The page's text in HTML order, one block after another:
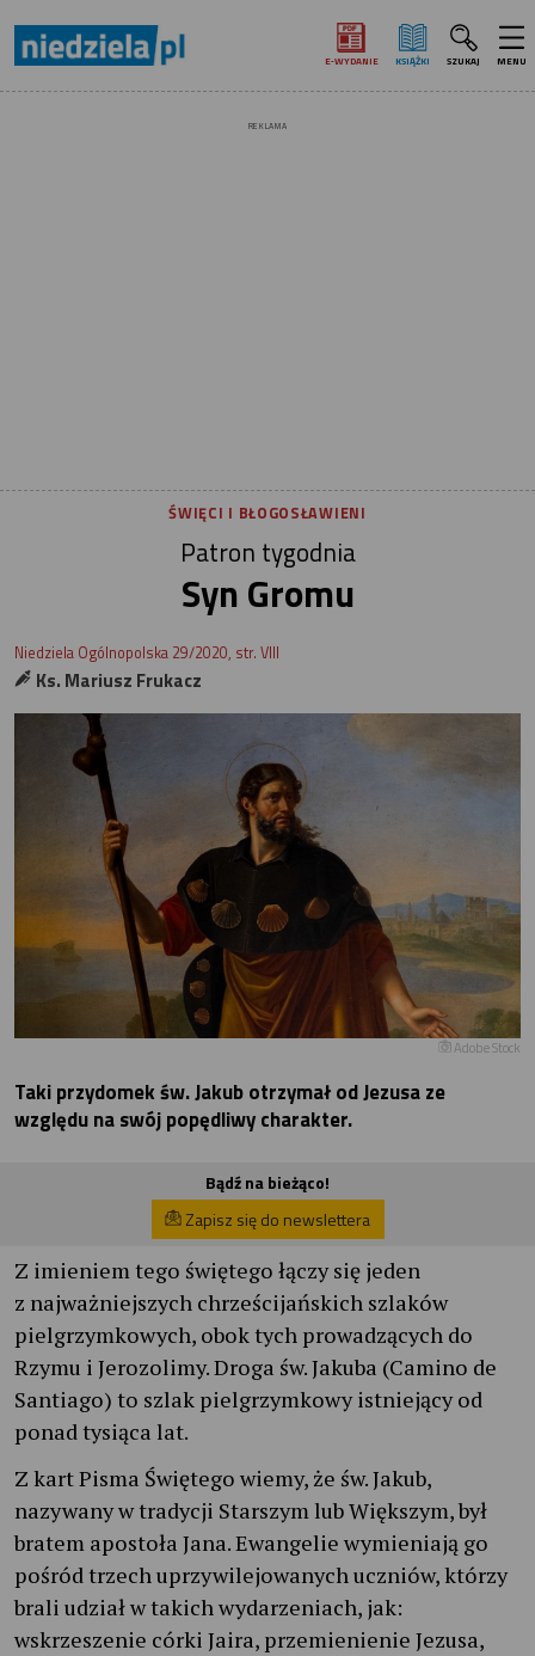
E‑WYDANIE KSIĄŻKI SZUKAJ MENU
REKLAMA
ŚWIĘCI I BŁOGOSŁAWIENI
Patron tygodnia
Syn Gromu
Niedziela Ogólnopolska 29/2020, str. VIII
Ks. Mariusz Frukacz
Adobe Stock
Taki przydomek św. Jakub otrzymał od Jezusa ze
względu na swój popędliwy charakter.
Bądź na bieżąco!
Zapisz się do newslettera
Z imieniem tego świętego łączy się jeden
z najważniejszych chrześcijańskich szlaków
pielgrzymkowych, obok tych prowadzących do
Rzymu i Jerozolimy. Droga św. Jakuba (Camino de
Santiago) to szlak pielgrzymkowy istniejący od
ponad tysiąca lat.
Z kart Pisma Świętego wiemy, że św. Jakub,
nazywany w tradycji Starszym lub Większym, był
bratem apostoła Jana. Ewangelie wymieniają go
pośród trzech uprzywilejowanych uczniów, którzy
brali udział w takich wydarzeniach, jak:
wskrzeszenie córki Jaira, przemienienie Jezusa,